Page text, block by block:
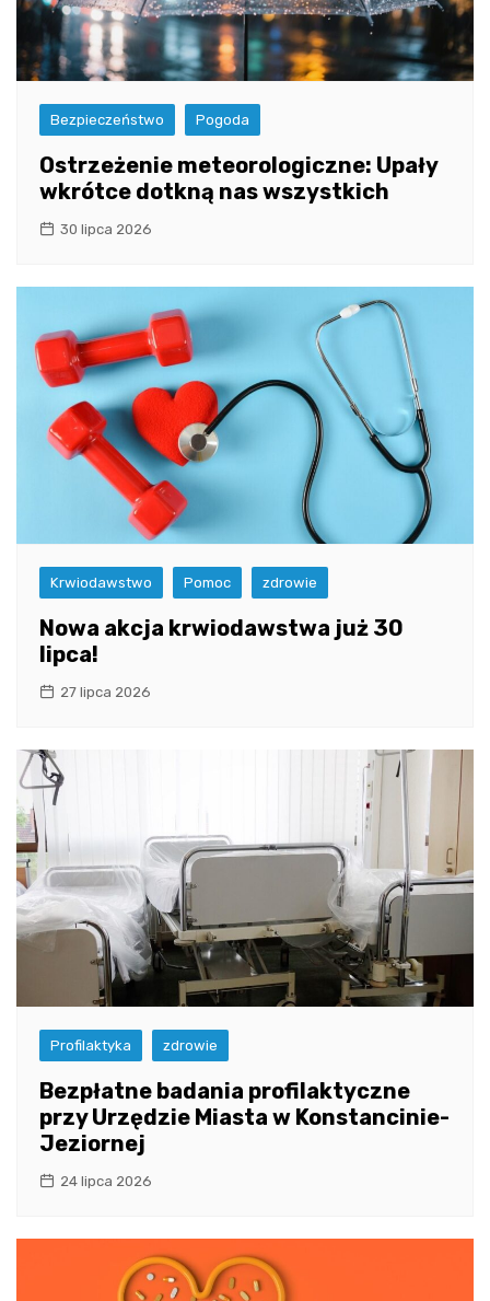
Bezpieczeństwo Pogoda
Ostrzeżenie meteorologiczne: Upały
wkrótce dotkną nas wszystkich
30 lipca 2026
Krwiodawstwo Pomoc zdrowie
Nowa akcja krwiodawstwa już 30
lipca!
27 lipca 2026
Profilaktyka zdrowie
Bezpłatne badania profilaktyczne
przy Urzędzie Miasta w Konstancinie-
Jeziornej
24 lipca 2026